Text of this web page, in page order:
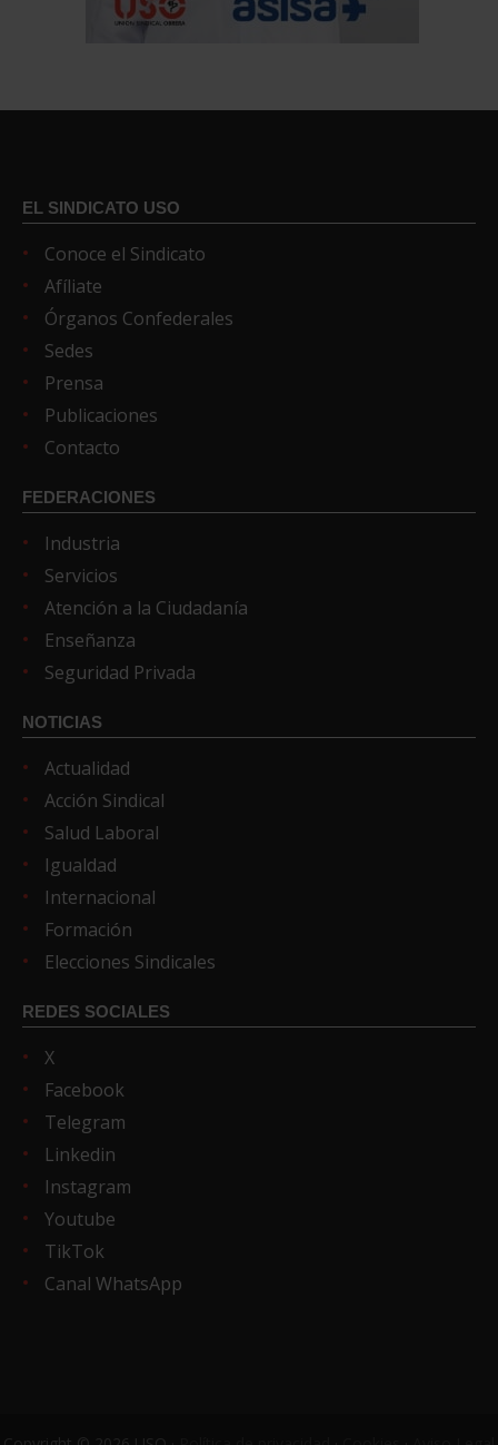
EL SINDICATO USO
Conoce el Sindicato
Afíliate
Órganos Confederales
Sedes
Prensa
Publicaciones
Contacto
FEDERACIONES
Industria
Servicios
Atención a la Ciudadanía
Enseñanza
Seguridad Privada
NOTICIAS
Actualidad
Acción Sindical
Salud Laboral
Igualdad
Internacional
Formación
Elecciones Sindicales
REDES SOCIALES
X
Facebook
Telegram
Linkedin
Instagram
Youtube
TikTok
Canal WhatsApp